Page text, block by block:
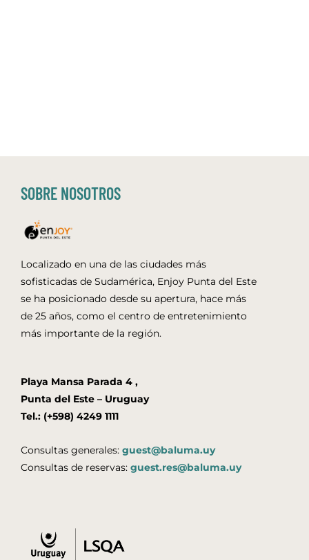
SOBRE NOSOTROS
Localizado en una de las ciudades más
sofisticadas de Sudamérica, Enjoy Punta del Este
se ha posicionado desde su apertura, hace más
de 25 años, como el centro de entretenimiento
más importante de la región.
Playa Mansa Parada 4 ,
Punta del Este – Uruguay
Tel.: (+598) 4249 1111
Consultas generales: guest@baluma.uy
Consultas de reservas: guest.res@baluma.uy